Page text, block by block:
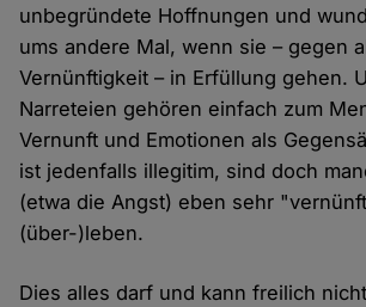
unbegründete Hoffnungen und
ums andere Mal, wenn sie – gegen
Vernünftigkeit – in Erfüllung gehen.
Narreteien gehören einfach zum
Vernunft und Emotionen als
ist jedenfalls illegitim, sind doch
(etwa die Angst) eben sehr
(über-)leben.
Dies alles darf und kann freilich